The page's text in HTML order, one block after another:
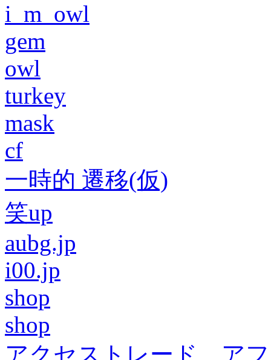
i_m_owl
gem
owl
turkey
mask
cf
一時的 遷移(仮)
笑up
aubg.jp
i00.jp
shop
shop
アクセストレード ア